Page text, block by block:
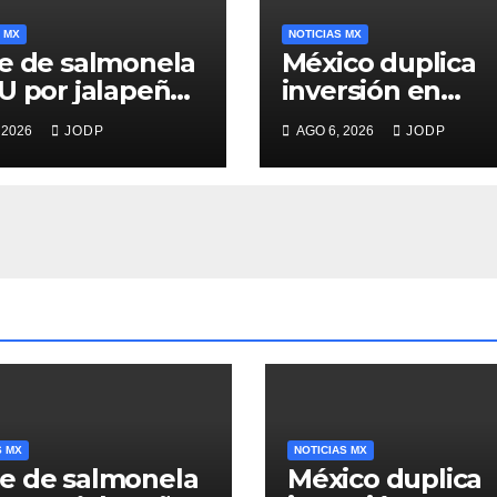
MX
de salmonela
por jalapeños
deja 345
y 36
JODP
NOTICIAS MX
México duplica
inversión en
primera infancia,
pero solo destina
2.53% del gasto
AGO 6, 2026 JODP
MX
de salmonela
NOTICIAS MX
México duplica